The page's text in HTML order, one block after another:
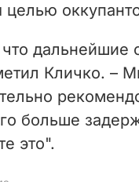
целью
дальнейшие
Кличко. –
больше
это".